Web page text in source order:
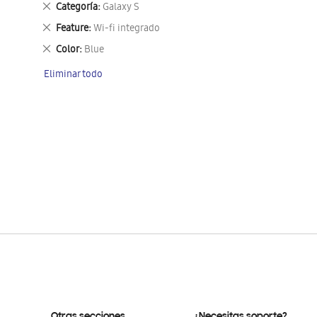
Categoría Galaxy S
Eliminar
este
artículo
Feature Wi-fi integrado
Eliminar
este
artículo
Color Blue
Eliminar
artículo
Eliminar todo